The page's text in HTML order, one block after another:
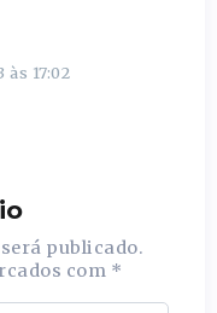
às 17:02
publicado.
com *